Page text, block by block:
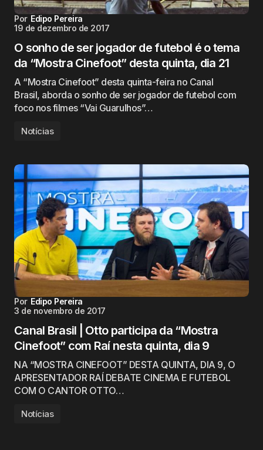
Por Edipo Pereira
19 de dezembro de 2017
O sonho de ser jogador de futebol é o tema
da “Mostra Cinefoot” desta quinta, dia 21
A “Mostra Cinefoot” desta quinta-feira no Canal
Brasil, aborda o sonho de ser jogador de futebol com
foco nos filmes “Vai Guarulhos”…
Notícias
Por Edipo Pereira
3 de novembro de 2017
Canal Brasil | Otto participa da “Mostra
Cinefoot” com Raí nesta quinta, dia 9
NA “MOSTRA CINEFOOT” DESTA QUINTA, DIA 9, O
APRESENTADOR RAÍ DEBATE CINEMA E FUTEBOL
COM O CANTOR OTTO…
Notícias